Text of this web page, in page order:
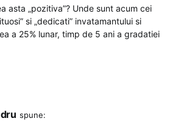
asta „pozitiva”? Unde sunt acum cei
si „dedicati” invatamantului si
a 25% lunar, timp de 5 ani a gradatiei
spune: